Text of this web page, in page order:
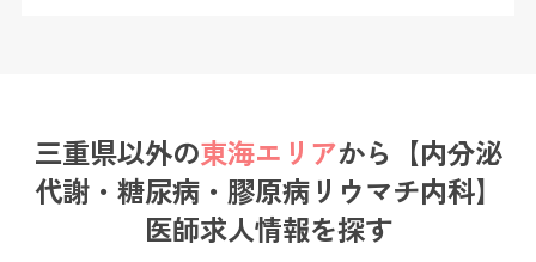
三重県以外の東海エリアから 【内分泌
代謝・糖尿病・膠原病リウマチ内科】
医師求人情報を探す